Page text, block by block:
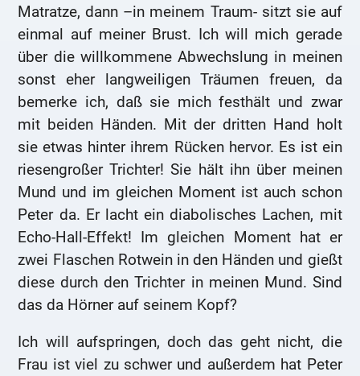
Matratze, dann –in meinem Traum- sitzt sie auf
einmal auf meiner Brust. Ich will mich gerade
über die willkommene Abwechslung in meinen
sonst eher langweiligen Träumen freuen, da
bemerke ich, daß sie mich festhält und zwar
mit beiden Händen. Mit der dritten Hand holt
sie etwas hinter ihrem Rücken hervor. Es ist ein
riesengroßer Trichter! Sie hält ihn über meinen
Mund und im gleichen Moment ist auch schon
Peter da. Er lacht ein diabolisches Lachen, mit
Echo-Hall-Effekt! Im gleichen Moment hat er
zwei Flaschen Rotwein in den Händen und gießt
diese durch den Trichter in meinen Mund. Sind
das da Hörner auf seinem Kopf?
Ich will aufspringen, doch das geht nicht, die
Frau ist viel zu schwer und außerdem hat Peter